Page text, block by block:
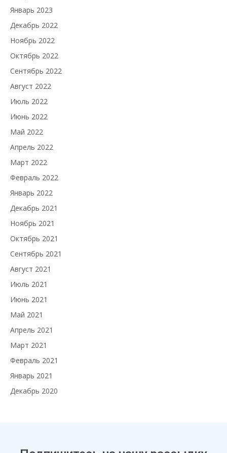
Январь 2023
Декабрь 2022
Ноябрь 2022
Октябрь 2022
Сентябрь 2022
Август 2022
Июль 2022
Июнь 2022
Май 2022
Апрель 2022
Март 2022
Февраль 2022
Январь 2022
Декабрь 2021
Ноябрь 2021
Октябрь 2021
Сентябрь 2021
Август 2021
Июль 2021
Июнь 2021
Май 2021
Апрель 2021
Март 2021
Февраль 2021
Январь 2021
Декабрь 2020